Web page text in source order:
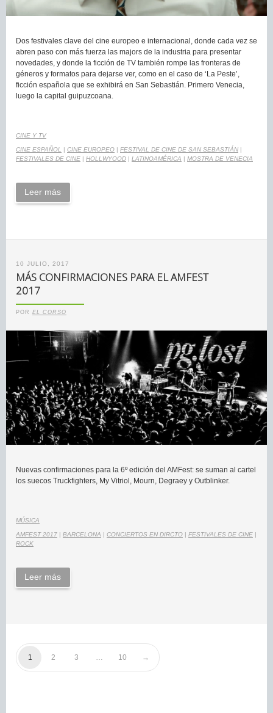
Dos festivales clave del cine europeo e internacional, donde cada vez se
abren paso con más fuerza las majors de la industria para presentar
novedades, y donde la ficción de TV también rompe las fronteras de
géneros y formatos para dejarse ver, como en el caso de ‘La Peste’,
ficción española que se exhibirá en San Sebastián. Primero Venecia,
luego la capital guipuzcoana.
CINE Y TV
CINE ESPAÑOL | CINE EUROPEO | FESTIVAL DE CINE DE SAN SEBASTIÁN |
FESTIVALES DE CINE | HOLLWYOOD | LATINOAMÉRICA | MOSTRA DE VENECIA
Leer más
10 JULIO, 2017
MÁS CONFIRMACIONES PARA EL AMFEST
2017
POR EL CORSO
Nuevas confirmaciones para la 6º edición del AMFest: se suman al cartel
los suecos Truckfighters, My Vitriol, Mourn, Degraey y Outblinker.
MÚSICA
AMFEST 2017 | BARCELONA | CONCIERTOS EN DIRCTO | FESTIVALES DE CINE |
ROCK
Leer más
1 2 3 … 10